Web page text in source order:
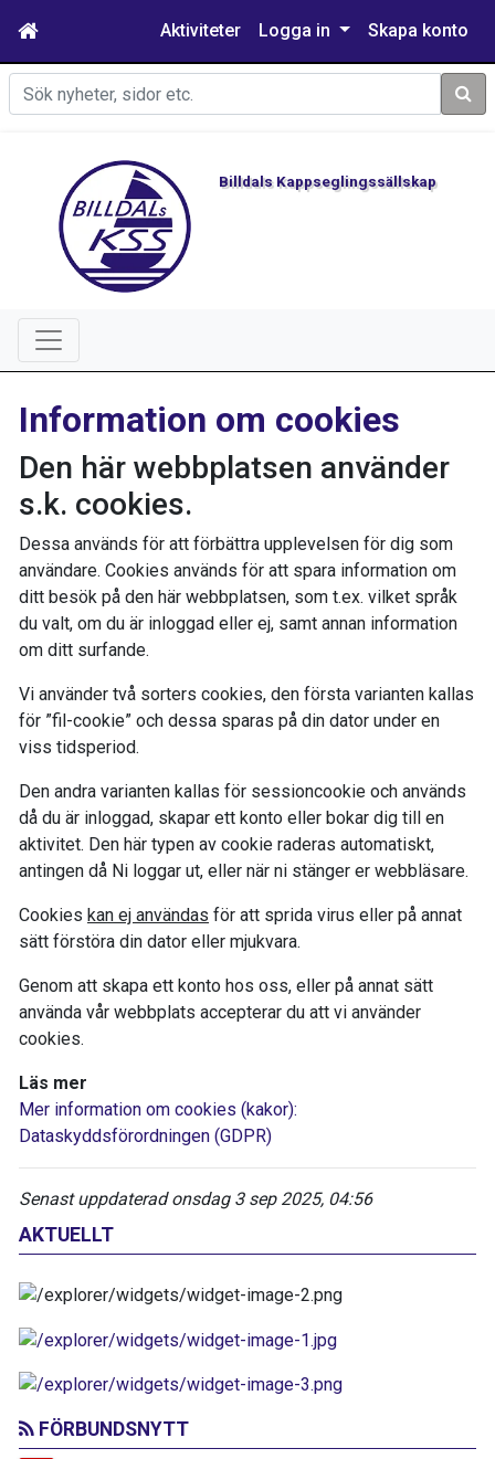
Aktiviteter Logga in Skapa konto
Sök
Billdals Kappseglingssällskap
Information om cookies
Den här webbplatsen använder
s.k. cookies.
Dessa används för att förbättra upplevelsen för dig som
användare. Cookies används för att spara information om
ditt besök på den här webbplatsen, som t.ex. vilket språk
du valt, om du är inloggad eller ej, samt annan information
om ditt surfande.
Vi använder två sorters cookies, den första varianten kallas
för ”fil-cookie” och dessa sparas på din dator under en
viss tidsperiod.
Den andra varianten kallas för sessioncookie och används
då du är inloggad, skapar ett konto eller bokar dig till en
aktivitet. Den här typen av cookie raderas automatiskt,
antingen då Ni loggar ut, eller när ni stänger er webbläsare.
Cookies kan ej användas för att sprida virus eller på annat
sätt förstöra din dator eller mjukvara.
Genom att skapa ett konto hos oss, eller på annat sätt
använda vår webbplats accepterar du att vi använder
cookies.
Läs mer
Mer information om cookies (kakor):
Dataskyddsförordningen (GDPR)
Senast uppdaterad onsdag 3 sep 2025, 04:56
AKTUELLT
FÖRBUNDSNYTT